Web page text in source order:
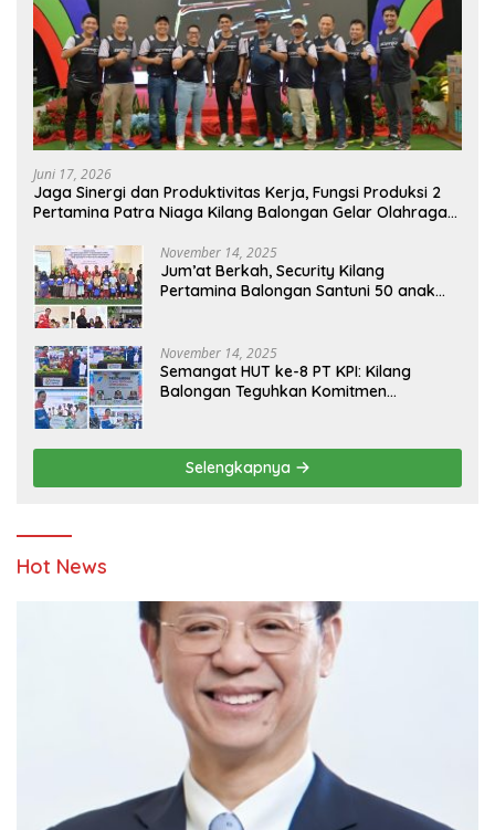
Juni 17, 2026
Jaga Sinergi dan Produktivitas Kerja, Fungsi Produksi 2
Pertamina Patra Niaga Kilang Balongan Gelar Olahraga
November 14, 2025
Jum’at Berkah, Security Kilang
Pertamina Balongan Santuni 50 anak
November 14, 2025
Semangat HUT ke-8 PT KPI: Kilang
Balongan Teguhkan Komitmen
Pendidikan
Selengkapnya
Hot News